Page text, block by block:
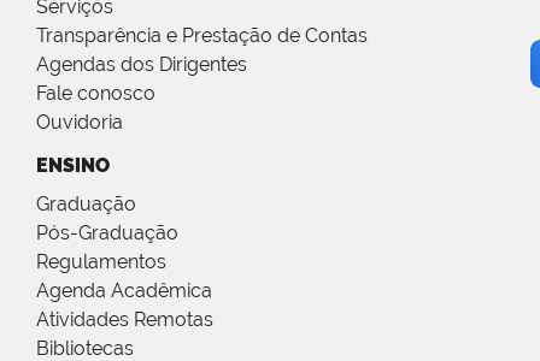
Serviços
Transparência e Prestação de Contas
Agendas dos Dirigentes
Fale conosco
Ouvidoria
ENSINO
Graduação
Pós-Graduação
Regulamentos
Agenda Acadêmica
Atividades Remotas
Bibliotecas